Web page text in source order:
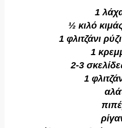
1
½ κιλό
1 φλιτζάνι
1
2-3
1